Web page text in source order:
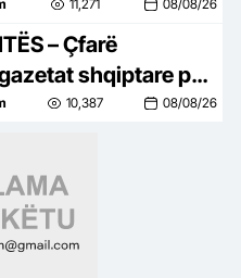
11,271 08/08/26
– Çfarë
shqiptare për
e shtunë, 8 gusht
10,387 08/08/26